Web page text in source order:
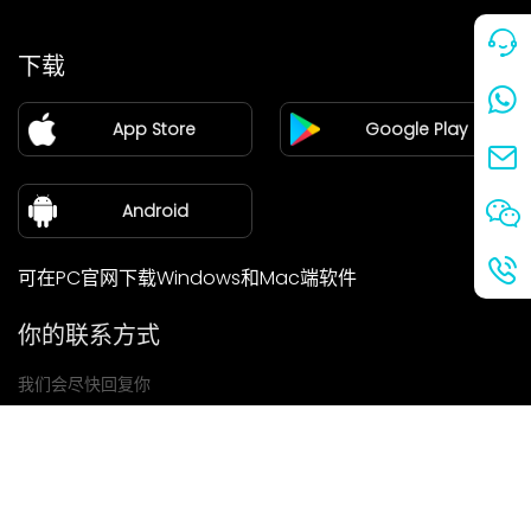
价格
加盟
新闻中心
关于我们
下载
App Store Google Play
Android
可在PC官网下载Windows和Mac端软件
你的联系方式
我们会尽快回复你